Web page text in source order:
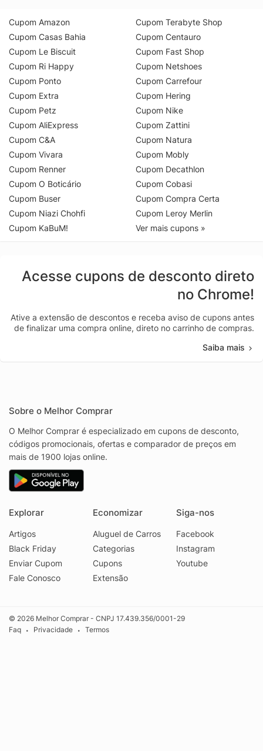
Cupom Amazon
Cupom Casas Bahia
Cupom Le Biscuit
Cupom Ri Happy
Cupom Ponto
Cupom Extra
Cupom Petz
Cupom AliExpress
Cupom C&A
Cupom Vivara
Cupom Renner
Cupom O Boticário
Cupom Buser
Cupom Niazi Chohfi
Cupom KaBuM!
Cupom Terabyte Shop
Cupom Centauro
Cupom Fast Shop
Cupom Netshoes
Cupom Carrefour
Cupom Hering
Cupom Nike
Cupom Zattini
Cupom Natura
Cupom Mobly
Cupom Decathlon
Cupom Cobasi
Cupom Compra Certa
Cupom Leroy Merlin
Ver mais cupons »
Acesse cupons de desconto direto
no Chrome!
Ative a extensão de descontos e receba aviso de cupons antes
de finalizar uma compra online, direto no carrinho de compras.
Saiba mais
Sobre o Melhor Comprar
O Melhor Comprar é especializado em cupons de desconto,
códigos promocionais, ofertas e comparador de preços em
mais de 1900 lojas online.
Explorar
Artigos
Black Friday
Enviar Cupom
Fale Conosco
Economizar
Aluguel de Carros
Categorias
Cupons
Extensão
Siga-nos
Facebook
Instagram
Youtube
© 2026 Melhor Comprar - CNPJ 17.439.356/0001-29
Faq
• Privacidade • Termos